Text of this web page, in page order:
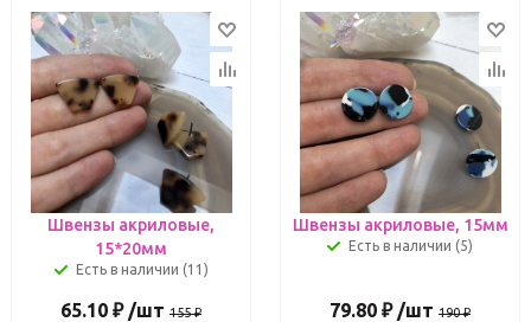
Швензы акриловые,
15*20мм
Есть в наличии (11)
65.10 ₽ /шт 155₽
Швензы акриловые, 15мм
Есть в наличии (5)
79.80 ₽ /шт 190₽